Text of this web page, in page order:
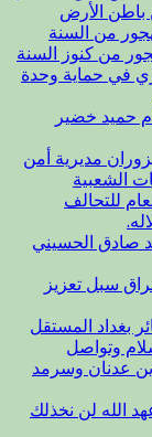
باطن الأرض
من السنة
من كنوز السنة
في حماية وحدة
حميد خضير
مديرية أمن
الشعبية
للتحالف
صادق الحسيني
سبل تعزيز
بغداد المستقل
وتواصل
عدنان وسرمد
الله لن نخذلك